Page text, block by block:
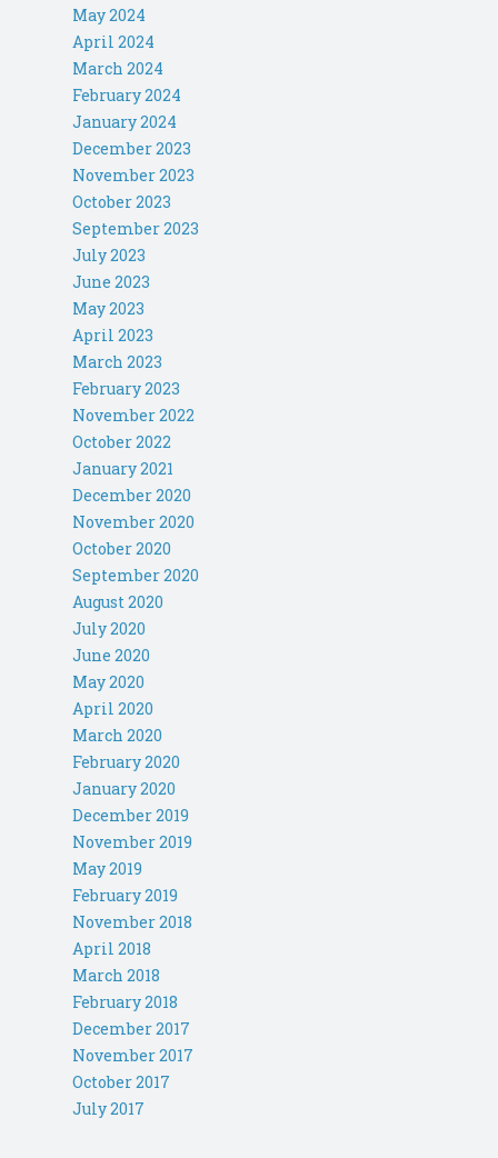
May 2024
April 2024
March 2024
February 2024
January 2024
December 2023
November 2023
October 2023
September 2023
July 2023
June 2023
May 2023
April 2023
March 2023
February 2023
November 2022
October 2022
January 2021
December 2020
November 2020
October 2020
September 2020
August 2020
July 2020
June 2020
May 2020
April 2020
March 2020
February 2020
January 2020
December 2019
November 2019
May 2019
February 2019
November 2018
April 2018
March 2018
February 2018
December 2017
November 2017
October 2017
July 2017